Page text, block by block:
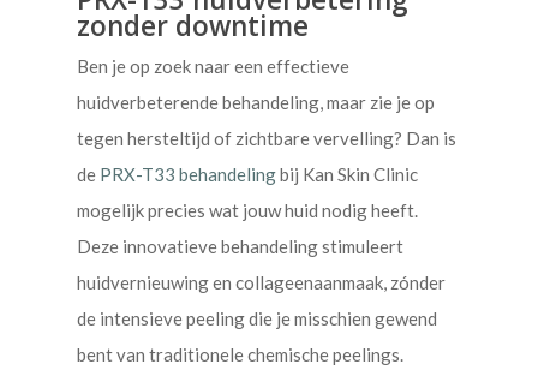
zonder downtime
Ben je op zoek naar een effectieve
huidverbeterende behandeling, maar zie je op
tegen hersteltijd of zichtbare vervelling? Dan is
de PRX-T33 behandelingbij Kan Skin Clinic
mogelijk precies wat jouw huid nodig heeft.
Deze innovatieve behandeling stimuleert
huidvernieuwing en collageenaanmaak, zónder
de intensieve peeling die je misschien gewend
bent van traditionele chemische peelings.